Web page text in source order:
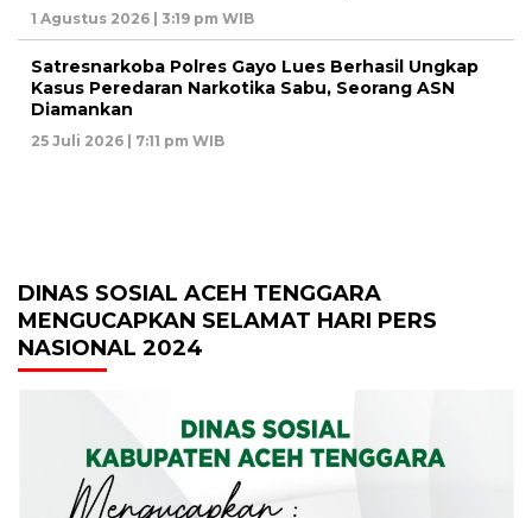
1 Agustus 2026 | 3:19 pm WIB
Satresnarkoba Polres Gayo Lues Berhasil Ungkap
Kasus Peredaran Narkotika Sabu, Seorang ASN
Diamankan
25 Juli 2026 | 7:11 pm WIB
DINAS SOSIAL ACEH TENGGARA
MENGUCAPKAN SELAMAT HARI PERS
NASIONAL 2024